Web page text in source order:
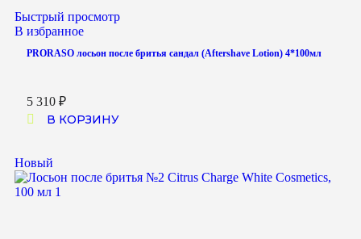
Быстрый просмотр
В избранное
PRORASO лосьон после бритья сандал (Aftershave Lotion) 4*100мл
5 310 ₽
В КОРЗИНУ
Новый